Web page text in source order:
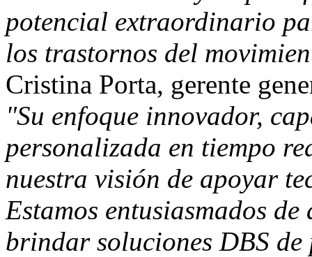
potencial extraordinario
los trastornos del
Cristina Porta, gerente
"Su enfoque innovador,
personalizada en tiempo
nuestra visión de apoyar
Estamos entusiasmados
brindar soluciones DBS